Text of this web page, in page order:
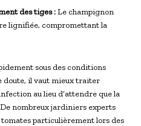
des tiges :Le champignon
lignifiée, compromettant la
sous des conditions
doute, il vaut mieux traiter
au lieu d’attendre que la
nombreux jardiniers experts
particulièrement lors des